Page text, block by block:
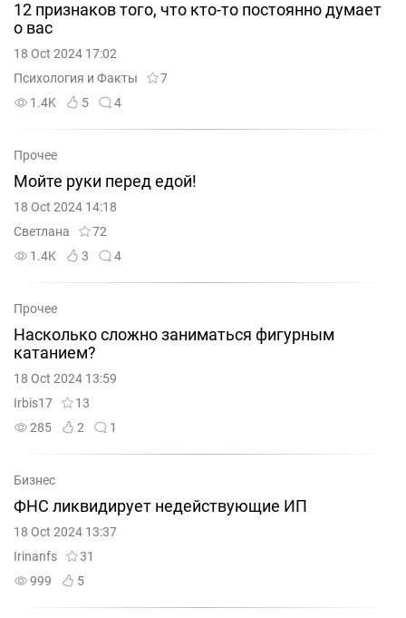
12 признаков того, что кто-то постоянно думает
о вас
18 Oct 2024 17:02
Психология и Факты
7
1.4K
5 4
Прочее
Мойте руки перед едой!
18 Oct 2024 14:18
Светлана
72
1.4K
3 4
Прочее
Насколько сложно заниматься фигурным
катанием?
18 Oct 2024 13:59
Irbis17
13
285
2 1
Бизнес
ФНС ликвидирует недействующие ИП
18 Oct 2024 13:37
Irinanfs
31
999
5